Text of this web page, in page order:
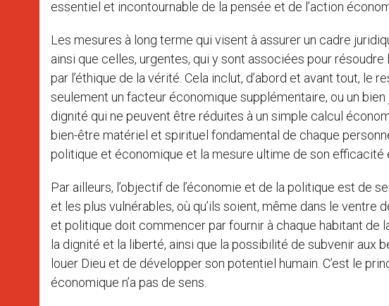
essentiel et incontournable de la pensée et de l’action
Les mesures à long terme qui visent à assurer un cadre
ainsi que celles, urgentes, qui y sont associées pour
par l’éthique de la vérité. Cela inclut, d’abord et avant tout, le
seulement un facteur économique supplémentaire, ou un bien
dignité qui ne peuvent être réduites à un simple calcul
bien-être matériel et spirituel fondamental de chaque
politique et économique et la mesure ultime de son efficacité
Par ailleurs, l’objectif de l’économie et de la politique est de
et les plus vulnérables, où qu’ils soient, même dans le
et politique doit commencer par fournir à chaque habitant de
la dignité et la liberté, ainsi que la possibilité de subvenir aux
louer Dieu et de développer son potentiel humain. C’est le
économique n’a pas de sens.